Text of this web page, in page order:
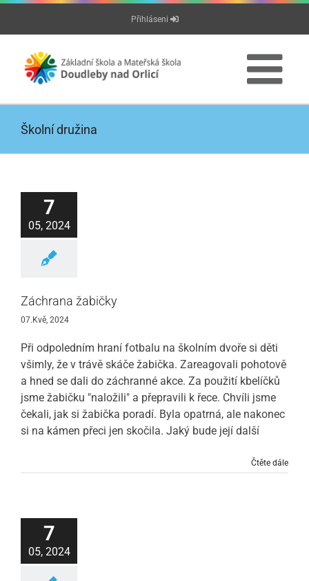
Přeskočit
Přihláseni
Školní družina
7
05, 2024
Záchrana žabičky
07.Kvě, 2024
Při odpoledním hraní fotbalu na školním dvoře si děti
všimly, že v trávě skáče žabička. Zareagovali pohotově
a hned se dali do záchranné akce. Za použití kbelíčků
jsme žabičku "naložili" a přepravili k řece. Chvíli jsme
čekali, jak si žabička poradí. Byla opatrná, ale nakonec
si na kámen přeci jen skočila. Jaký bude její další
Čtěte dále
7
05, 2024